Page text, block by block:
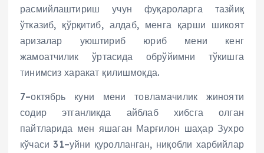
расмийлаштириш учун фуқароларга тазйиқ
ўтказиб, қўрқитиб, алдаб, менга қарши шикоят
аризалар уюштириб юриб мени кенг
жамоатчилик ўртасида обрўйимни тўкишга
тинимсиз харакат қилишмоқда.
7–октябрь куни мени товламачилик жинояти
содир этганликда айблаб хибсга олган
пайтларида мен яшаган Марғилон шаҳар Зухро
кўчаси 31–уйни қуролланган, ниқобли харбийлар